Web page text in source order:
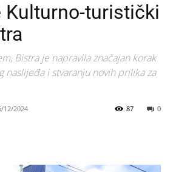
Kulturno-turistički
Bistra je napravila značajan korak
naslijeđa i stvaranju novih prilika za
12/2024 0
87